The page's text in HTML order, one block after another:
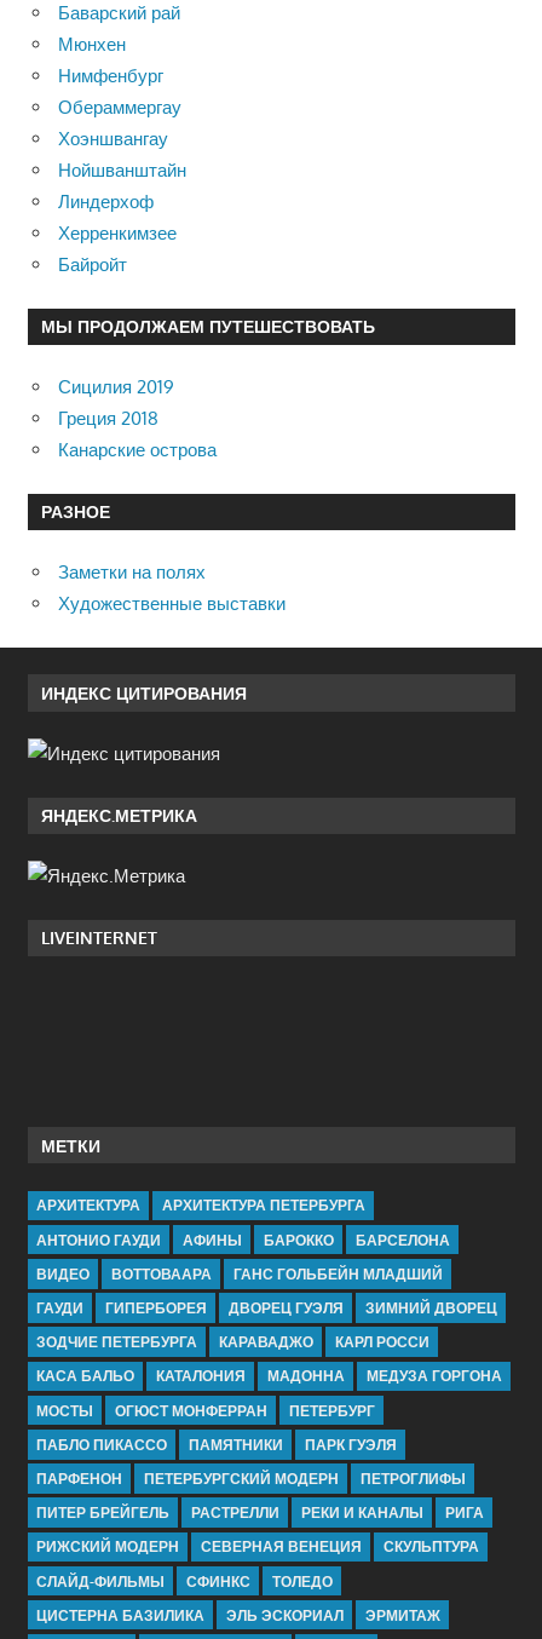
Баварский рай
Мюнхен
Нимфенбург
Обераммергау
Хоэншвангау
Нойшванштайн
Линдерхоф
Херренкимзее
Байройт
МЫ ПРОДОЛЖАЕМ ПУТЕШЕСТВОВАТЬ
Сицилия 2019
Греция 2018
Канарские острова
РАЗНОЕ
Заметки на полях
Художественные выставки
ИНДЕКС ЦИТИРОВАНИЯ
ЯНДЕКС.МЕТРИКА
LIVEINTERNET
МЕТКИ
АРХИТЕКТУРА
АРХИТЕКТУРА ПЕТЕРБУРГА
АНТОНИО ГАУДИ
АФИНЫ БАРОККО
БАРСЕЛОНА
ВИДЕО
ВОТТОВААРА
ГАНС ГОЛЬБЕЙН МЛАДШИЙ
ГАУДИ
ГИПЕРБОРЕЯ ДВОРЕЦ ГУЭЛЯ
ЗИМНИЙ ДВОРЕЦ
ЗОДЧИЕ ПЕТЕРБУРГА
КАРАВАДЖО
КАРЛ РОССИ
КАСА БАЛЬО
КАТАЛОНИЯ МАДОННА
МЕДУЗА ГОРГОНА
МОСТЫ
ОГЮСТ МОНФЕРРАН
ПЕТЕРБУРГ
ПАБЛО ПИКАССО
ПАМЯТНИКИ
ПАРК ГУЭЛЯ
ПАРФЕНОН
ПЕТЕРБУРГСКИЙ МОДЕРН
ПЕТРОГЛИФЫ
ПИТЕР БРЕЙГЕЛЬ
РАСТРЕЛЛИ РЕКИ И КАНАЛЫ
РИГА
РИЖСКИЙ МОДЕРН
СЕВЕРНАЯ ВЕНЕЦИЯ
СКУЛЬПТУРА
СЛАЙД-ФИЛЬМЫ
СФИНКС
ТОЛЕДО
ЦИСТЕРНА БАЗИЛИКА
ЭЛЬ ЭСКОРИАЛ ЭРМИТАЖ